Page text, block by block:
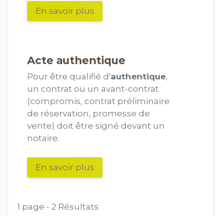
En savoir plus
Acte authentique
Pour être qualifié d'authentique,
un contrat ou un avant-contrat
(compromis, contrat préliminaire
de réservation, promesse de
vente) doit être signé devant un
notaire.
En savoir plus
1 page - 2 Résultats